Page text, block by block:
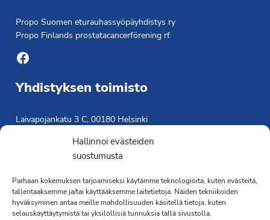
Hallinnoi evästeiden
suostumusta
Parhaan kokemuksen tarjoamiseksi käytämme teknologioita, kuten evästeitä,
tallentaaksemme ja/tai käyttääksemme laitetietoja. Näiden tekniikoiden
hyväksyminen antaa meille mahdollisuuden käsitellä tietoja, kuten
selauskäyttäytymistä tai yksilöllisiä tunnuksia tällä sivustolla.
Propo Suomen eturauhassyöpäyhdistys ry
Propo Finlands prostatacancerförening rf
Facebook
Yhdistyksen toimisto
Laivapojankatu 3 C, 00180 Helsinki
Saavutettavuusseloste »
Toiminnanjohtaja
Kimmo Järvinen
Terveydenhoitaja